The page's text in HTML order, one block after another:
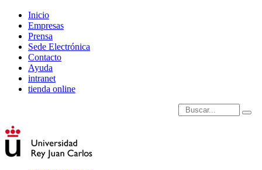
Inicio
Empresas
Prensa
Sede Electrónica
Contacto
Ayuda
intranet
tienda online
Introduce términos de